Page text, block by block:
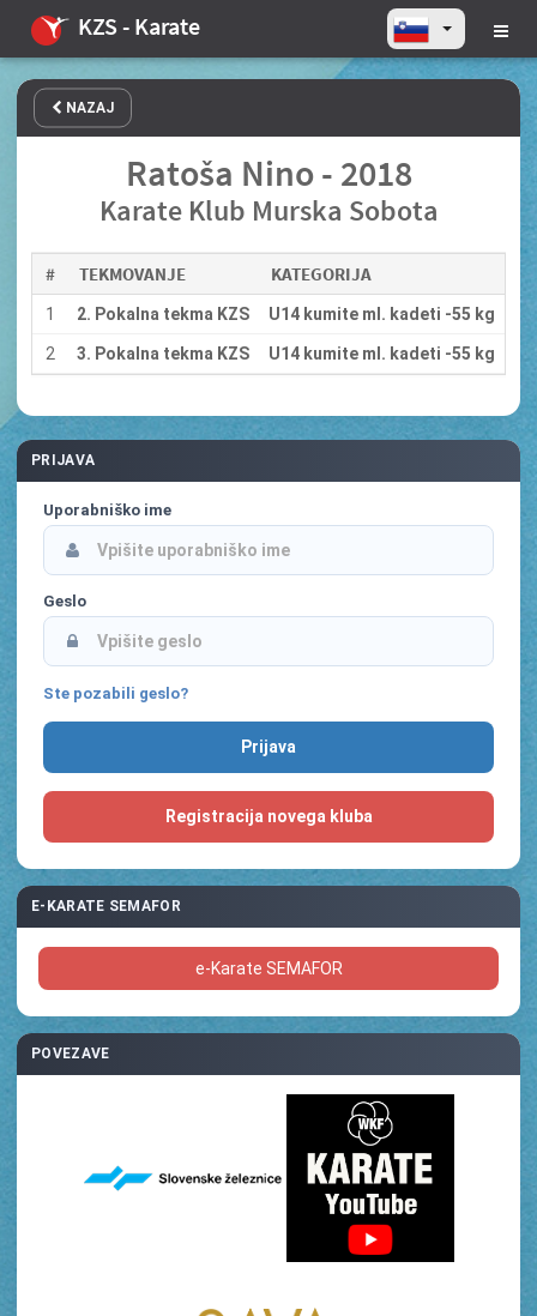
KZS - Karate
NAZAJ
Ratoša Nino - 2018
Karate Klub Murska Sobota
# TEKMOVANJE KATEGORIJA
1 2. Pokalna tekma KZS U14 kumite ml. kadeti -55 kg
2 3. Pokalna tekma KZS U14 kumite ml. kadeti -55 kg
PRIJAVA
Uporabniško ime
Geslo
Ste pozabili geslo?
Registracija novega kluba
E-KARATE SEMAFOR
e-Karate SEMAFOR
POVEZAVE